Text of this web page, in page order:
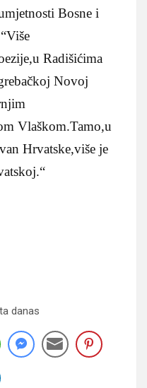
Bosne i
Radišićima
Novoj
Vlaškom.Tamo,u
Hrvatske,više je
danas